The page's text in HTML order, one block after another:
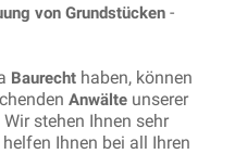
von Grundstücken -
Baurecht haben, können
Anwälte unserer
stehen Ihnen sehr
Ihnen bei all Ihren